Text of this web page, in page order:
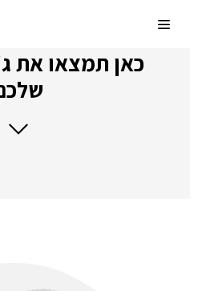
לתוכןMenu
כאן תמצאו את